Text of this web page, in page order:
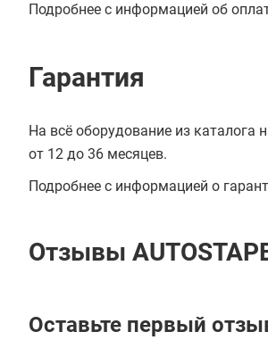
Подробнее с информацией об
Гарантия
На всё оборудование из каталога
от 12 до 36 месяцев.
Подробнее с информацией о
Отзывы
Оставьте первый